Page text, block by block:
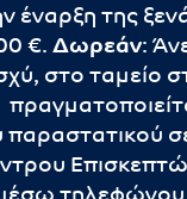
έναρξη της
€. Δωρεάν:
στο ταμείο
παραστατικού